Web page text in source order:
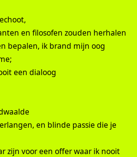
en filosofen zouden herhalen
bepalen, ik brand mijn oog
een dialoog
en blinde passie die je
zijn voor een offer waar ik nooit